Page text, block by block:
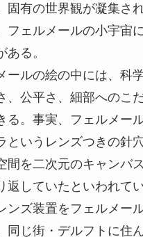
固有の世界観が凝集さ
フェルメールの小宇宙
る。
ルの絵の中には、科
、公平さ、細部へのこ
る。事実、フェルメー
というレンズつきの針
間を二次元のキャンバ
返していたといわれて
ンズ装置をフェルメー
同じ街・デルフトに住